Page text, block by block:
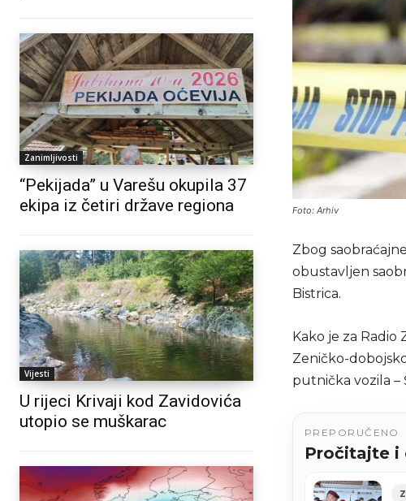
Zanimljivosti
“Pekijada” u Varešu okupila 37
ekipa iz četiri države regiona
Vijesti
U rijeci Krivaji kod Zavidovića
utopio se muškarac
Foto: Arhiv
Zbog
obustavljen
Bistrica.
Kako je za
Zeničko-
putnička vozila –
PREPORUČENO
Pročitajte i